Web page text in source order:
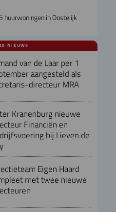
huurwoningen in Oostelijk
NIEUWS
van de Laar per 1
aangesteld als
directeur MRA
Kranenburg nieuwe
Financiën en
bij Lieven de
Eigen Haard
met twee nieuwe